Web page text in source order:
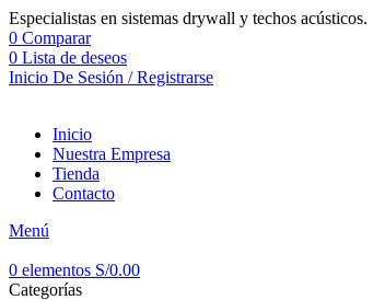
Especialistas en sistemas drywall y techos acústicos.
0 Comparar
0 Lista de deseos
Inicio De Sesión / Registrarse
Inicio
Nuestra Empresa
Tienda
Contacto
Menú
0 elementos S/0.00
Categorías